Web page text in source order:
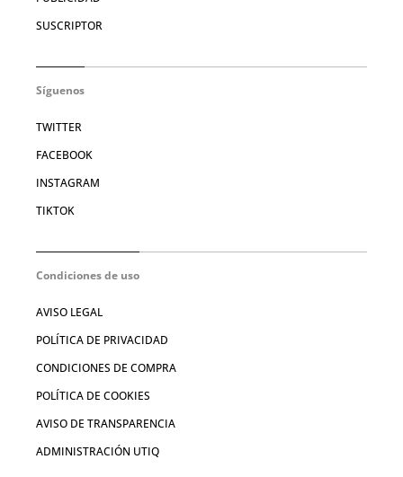
SUSCRIPTOR
Síguenos
TWITTER
FACEBOOK
INSTAGRAM
TIKTOK
Condiciones de uso
AVISO LEGAL
POLÍTICA DE PRIVACIDAD
CONDICIONES DE COMPRA
POLÍTICA DE COOKIES
AVISO DE TRANSPARENCIA
ADMINISTRACIÓN UTIQ